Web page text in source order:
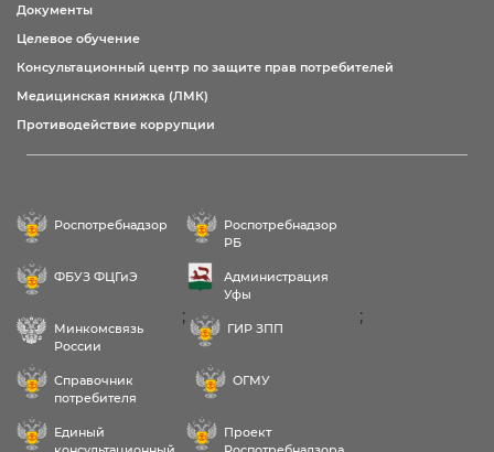
Документы
Целевое обучение
Консультационный центр по защите прав потребителей
Медицинская книжка (ЛМК)
Противодействие коррупции
Роспотребнадзор
Роспотребнадзор
РБ
ФБУЗ ФЦГиЭ
Администрация
Уфы
Минкомсвязь
России
;
ГИР ЗПП
;
Справочник
потребителя
ОГМУ
Единый
Проект